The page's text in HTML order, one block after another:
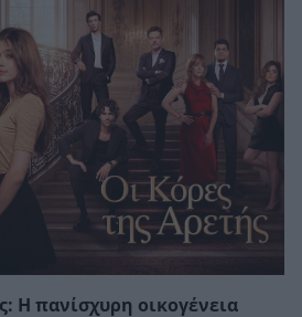
Η πανίσχυρη οικογένεια